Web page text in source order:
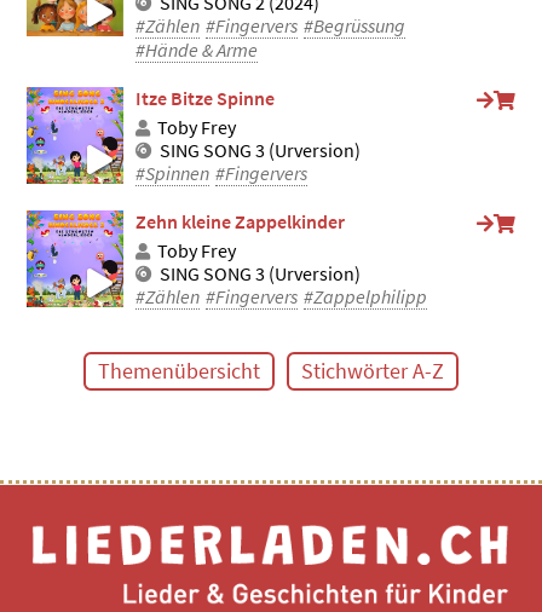
#Zählen #Fingervers #Begrüssung
#Hände & Arme
Itze Bitze Spinne
Toby Frey
SING SONG 3 (Urversion)
#Spinnen #Fingervers
Zehn kleine Zappelkinder
Toby Frey
SING SONG 3 (Urversion)
#Zählen #Fingervers #Zappelphilipp
Themenübersicht Stichwörter A-Z